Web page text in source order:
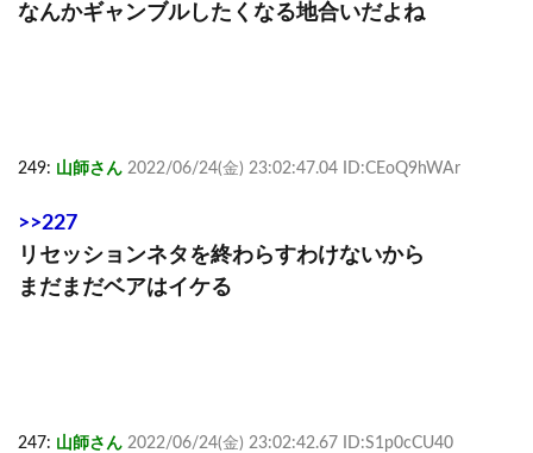
なんかギャンブルしたくなる地合いだよね
249: 山師さん 2022/06/24(金) 23:02:47.04 ID:CEoQ9hWAr
>>227
リセッションネタを終わらすわけないから
まだまだベアはイケる
247: 山師さん 2022/06/24(金) 23:02:42.67 ID:S1p0cCU40